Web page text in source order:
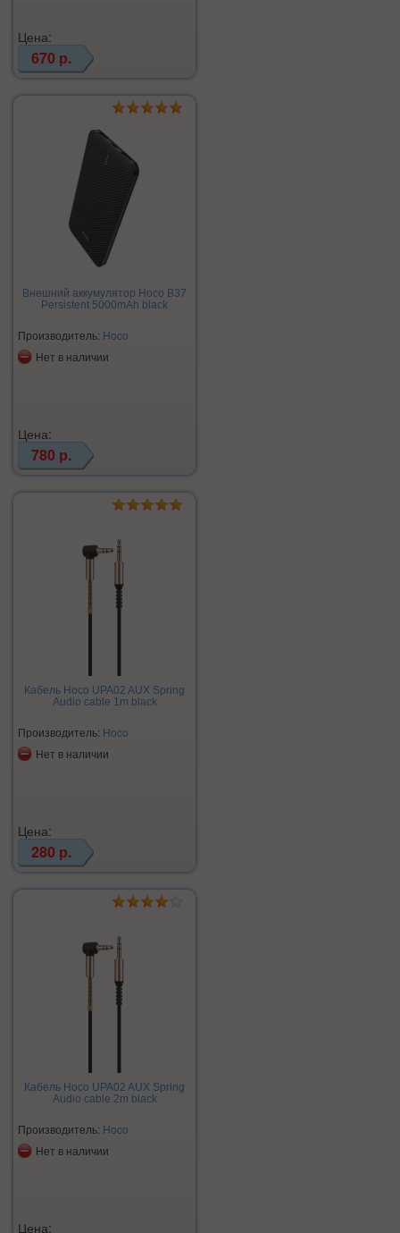
Цена:
670 р.
Внешний аккумулятор Hoco B37
Persistent 5000mAh black
Производитель: Hoco
Нет в наличии
Цена:
780 р.
Кабель Hoco UPA02 AUX Spring
Audio cable 1m black
Производитель: Hoco
Нет в наличии
Цена:
280 р.
Кабель Hoco UPA02 AUX Spring
Audio cable 2m black
Производитель: Hoco
Нет в наличии
Цена: